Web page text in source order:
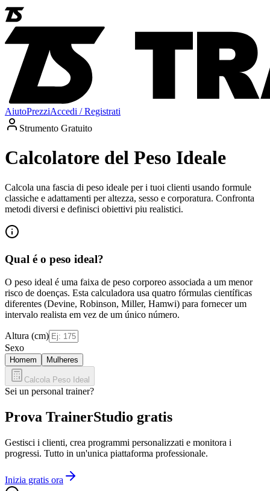
AiutoPrezziAccedi / Registrati
Strumento Gratuito
Calcolatore del Peso Ideale
Calcola una fascia di peso ideale per i tuoi clienti usando formule
classiche e adattamenti per altezza, sesso e corporatura. Confronta
metodi diversi e definisci obiettivi piu realistici.
Qual é o peso ideal?
O peso ideal é uma faixa de peso corporeo associada a um menor
risco de doenças. Esta calculadora usa quatro fórmulas científicas
diferentes (Devine, Robinson, Miller, Hamwi) para fornecer um
intervalo realista em vez de um único número.
Altura (cm)
Sexo
Homem Mulheres
Calcola Peso Ideal
Sei un personal trainer?
Prova TrainerStudio gratis
Gestisci i clienti, crea programmi personalizzati e monitora i
progressi. Tutto in un'unica piattaforma professionale.
Inizia gratis ora